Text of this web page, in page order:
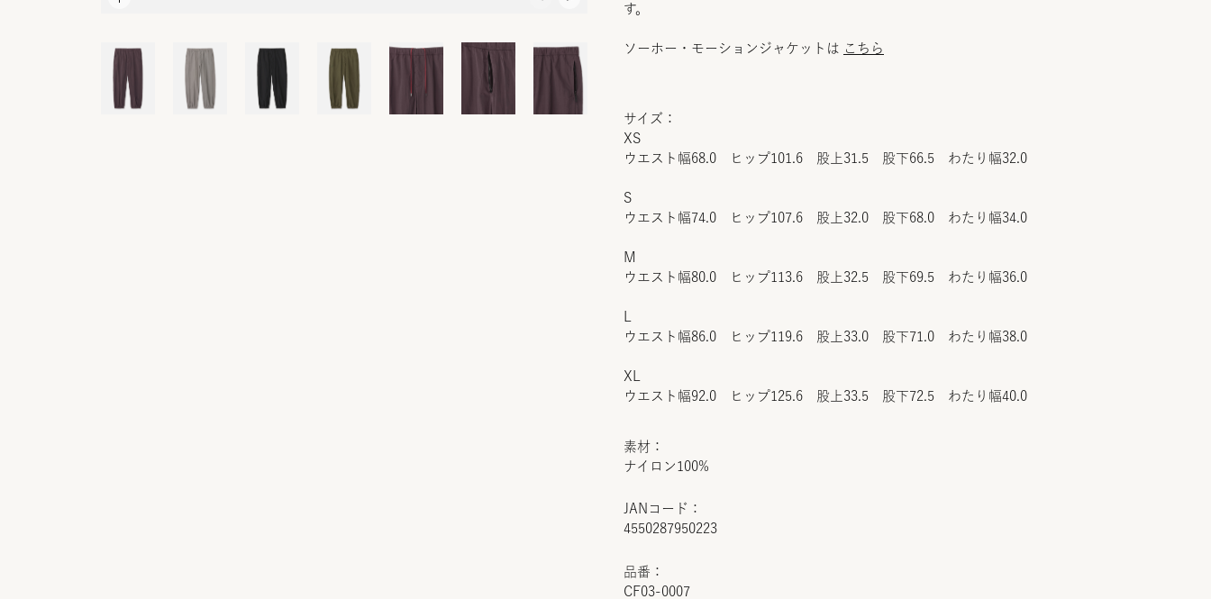
JANコード：
4550287950223
品番：
CF03-0007
す。
ソーホー・モーションジャケットは こちら
サイズ：
XS
ウエスト幅68.0 ヒップ101.6 股上31.5 股下66.5 わたり幅32.0
S
ウエスト幅74.0 ヒップ107.6 股上32.0 股下68.0 わたり幅34.0
M
ウエスト幅80.0 ヒップ113.6 股上32.5 股下69.5 わたり幅36.0
ウエスト幅86.0 ヒップ119.6 股上33.0 股下71.0 わたり幅38.0
XL
ウエスト幅92.0 ヒップ125.6 股上33.5 股下72.5 わたり幅40.0
素材：
ナイロン100%